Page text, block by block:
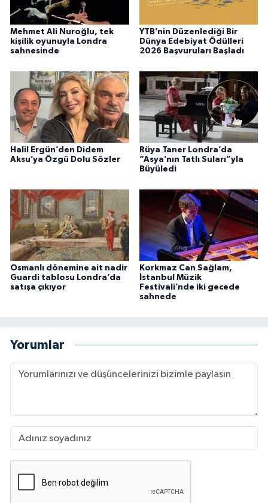
Mehmet Ali Nuroğlu, tek
kişilik oyunuyla Londra
sahnesinde
YTB’nin Düzenlediği Bir
Dünya Edebiyat Ödülleri
2026 Başvuruları Başladı
Halil Ergün’den Didem
Aksu’ya Özgü Dolu Sözler
Rüya Taner Londra’da
“Asya’nın Tatlı Suları”yla
Büyüledi
Osmanlı dönemine ait nadir
Guardi tablosu Londra’da
satışa çıkıyor
Korkmaz Can Sağlam,
İstanbul Müzik
Festivali’nde iki gecede
sahnede
Yorumlar